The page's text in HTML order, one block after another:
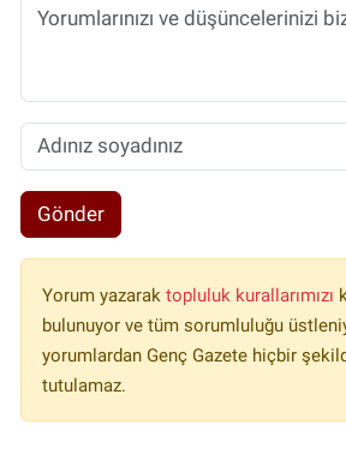
Gönder
Yorum yazarak topluluk kurallarımızı
bulunuyor ve tüm sorumluluğu
yorumlardan Genç Gazete hiçbir
tutulamaz.